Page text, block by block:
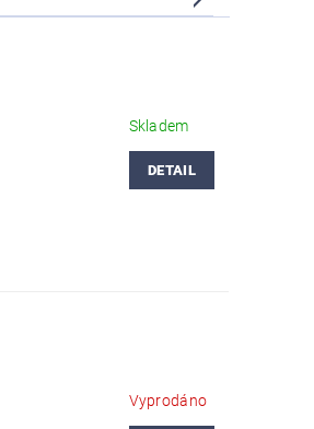
Skladem
DETAIL
Vyprodáno